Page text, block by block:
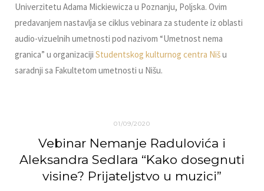
Univerzitetu Adama Mickiewicza u Poznanju, Polјska. Ovim
predavanjem nastavlјa se ciklus vebinara za studente iz oblasti
audio-vizuelnih umetnosti pod nazivom “Umetnost nema
granica” u organizaciji Studentskog kulturnog centra Nišu
saradnji sa Fakultetom umetnosti u Nišu.
01/09/2020
Vebinar Nemanje Radulovića i
Aleksandra Sedlara “Kako dosegnuti
visine? Prijatelјstvo u muzici”